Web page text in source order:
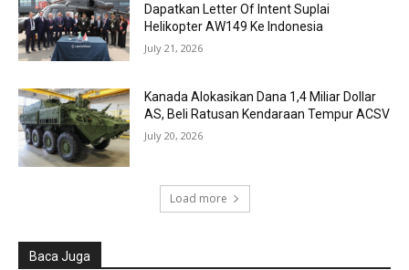
Dapatkan Letter Of Intent Suplai
Helikopter AW149 Ke Indonesia
July 21, 2026
Kanada Alokasikan Dana 1,4 Miliar Dollar
AS, Beli Ratusan Kendaraan Tempur ACSV
July 20, 2026
Load more
Baca Juga